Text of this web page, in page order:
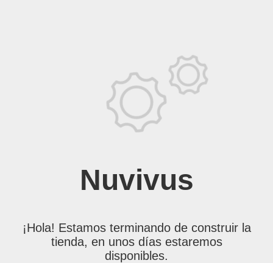
Nuvivus
¡Hola! Estamos terminando de construir la
tienda, en unos días estaremos
disponibles.